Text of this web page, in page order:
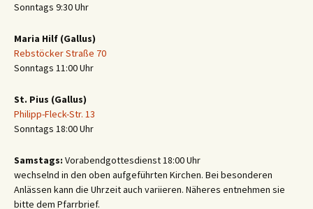
Sonntags 9:30 Uhr
Maria Hilf (Gallus)
Rebstöcker Straße 70
Sonntags 11:00 Uhr
St. Pius (Gallus)
Philipp-Fleck-Str. 13
Sonntags 18:00 Uhr
Samstags: Vorabendgottesdienst 18:00 Uhr
wechselnd in den oben aufgeführten Kirchen. Bei besonderen
Anlässen kann die Uhrzeit auch variieren. Näheres entnehmen sie
bitte dem Pfarrbrief.